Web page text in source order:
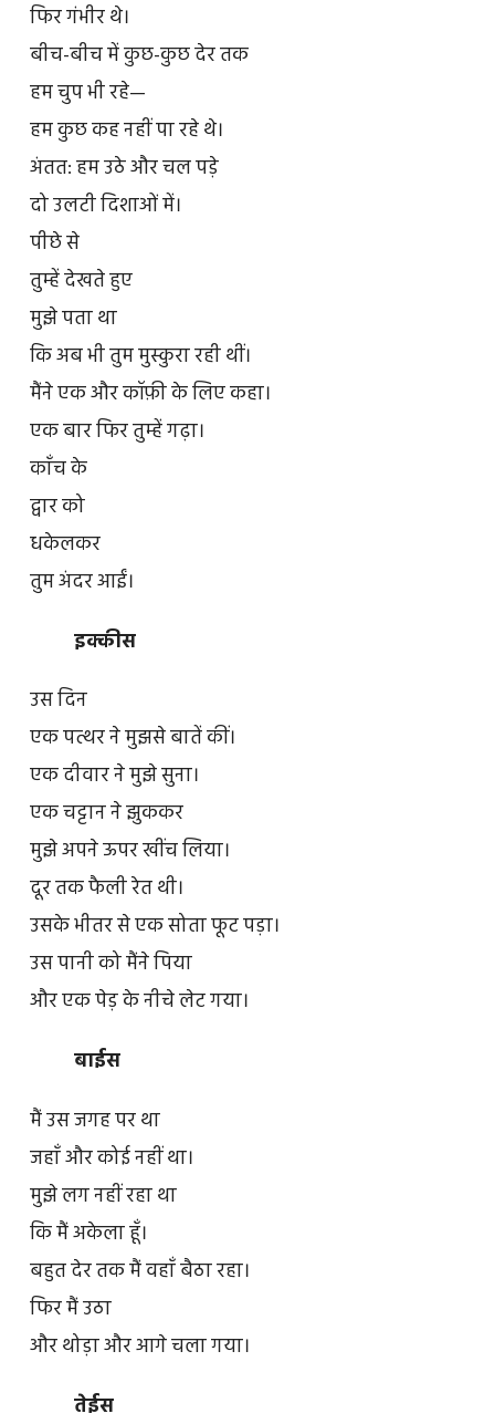
फिर गंभीर थे।
बीच-बीच में कुछ-कुछ देर तक
हम चुप भी रहे—
हम कुछ कह नहीं पा रहे थे।
अंतत: हम उठे और चल पड़े
दो उलटी दिशाओं में।
पीछे से
तुम्हें देखते हुए
मुझे पता था
कि अब भी तुम मुस्कुरा रही थीं।
मैंने एक और कॉफ़ी के लिए कहा।
एक बार फिर तुम्हें गढ़ा।
काँच के
द्वार को
धकेलकर
तुम अंदर आईं।
इक्कीस
उस दिन
एक पत्थर ने मुझसे बातें कीं।
एक दीवार ने मुझे सुना।
एक चट्टान ने झुककर
मुझे अपने ऊपर खींच लिया।
दूर तक फैली रेत थी।
उसके भीतर से एक सोता फूट पड़ा।
उस पानी को मैंने पिया
और एक पेड़ के नीचे लेट गया।
बाईस
मैं उस जगह पर था
जहाँ और कोई नहीं था।
मुझे लग नहीं रहा था
कि मैं अकेला हूँ।
बहुत देर तक मैं वहाँ बैठा रहा।
फिर मैं उठा
और थोड़ा और आगे चला गया।
तेईस